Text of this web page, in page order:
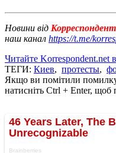
Новини від
наш канал https://t.me/
Читайте Korrespondent.net
ТЕГИ: Киев, протесты,
Якщо ви помітили помилку,
натисніть Ctrl + Enter, щоб